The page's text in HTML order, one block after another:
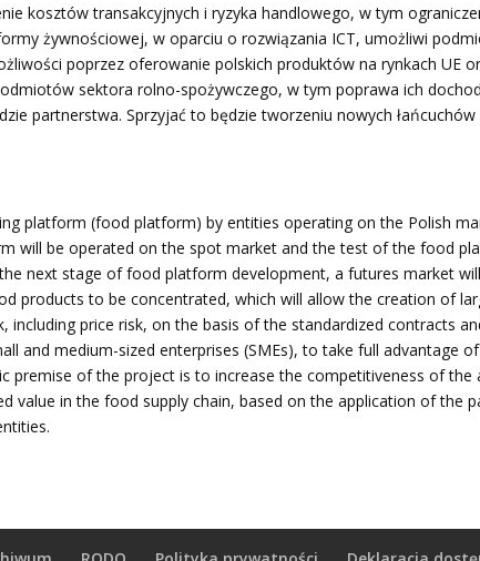
kosztów transakcyjnych i ryzyka handlowego, w tym
żywnościowej, w oparciu o rozwiązania ICT, umożliwi
poprzez oferowanie polskich produktów na rynkach UE
sektora rolno-spożywczego, w tym poprawa ich
partnerstwa. Sprzyjać to będzie tworzeniu nowych
platform (food platform) by entities operating on the Polish
will be operated on the spot market and the test of the food
next stage of food platform development, a futures market
products to be concentrated, which will allow the creation of
price risk, on the basis of the standardized contracts
and medium-sized enterprises (SMEs), to take full advantage
premise of the project is to increase the competitiveness of
in the food supply chain, based on the application of the